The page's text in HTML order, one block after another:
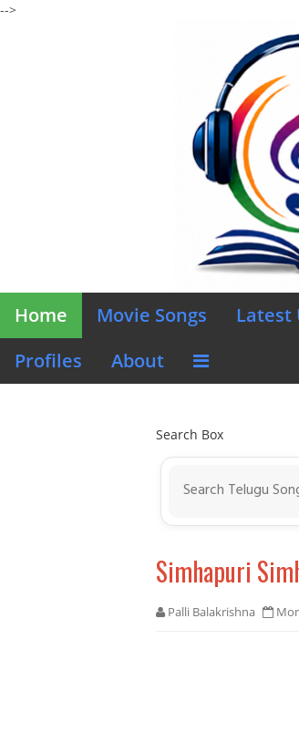
-->
Home Movie Songs Latest
Profiles
About
Search Box
Simhapuri
Palli Balakrishna